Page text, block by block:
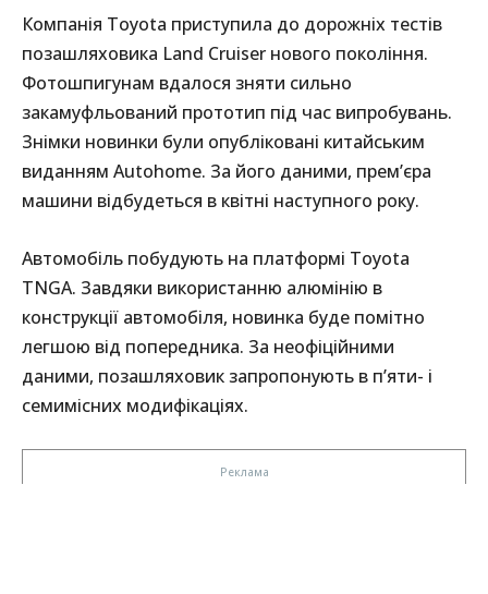
Компанія Toyota приступила до дорожніх тестів
позашляховика Land Cruiser нового покоління.
Фотошпигунам вдалося зняти сильно
закамуфльований прототип під час випробувань.
Знімки новинки були опубліковані китайським
виданням Autohome. За його даними, прем’єра
машини відбудеться в квітні наступного року.
Автомобіль побудують на платформі Toyota
TNGA. Завдяки використанню алюмінію в
конструкції автомобіля, новинка буде помітно
легшою від попередника. За неофіційними
даними, позашляховик запропонують в п’яти- і
семимісних модифікаціях.